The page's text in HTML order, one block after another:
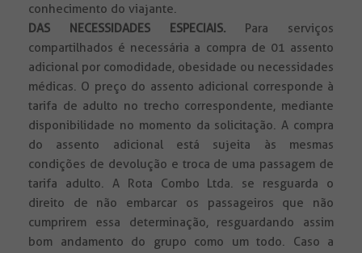
conhecimento do viajante.
DAS NECESSIDADES ESPECIAIS. Para serviços
compartilhados é necessária a compra de 01 assento
adicional por comodidade, obesidade ou necessidades
médicas. O preço do assento adicional corresponde à
tarifa de adulto no trecho correspondente, mediante
disponibilidade no momento da solicitação. A compra
do assento adicional está sujeita às mesmas
condições de devolução e troca de uma passagem de
tarifa adulto. A Rota Combo Ltda. se resguarda o
direito de não embarcar os passageiros que não
cumprirem essa determinação, resguardando assim
bom andamento do grupo como um todo. Caso a